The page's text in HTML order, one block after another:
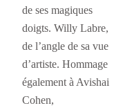
de ses magiques
doigts. Willy Labre,
de l’angle de sa vue
d’artiste. Hommage
également à Avishai
Cohen,